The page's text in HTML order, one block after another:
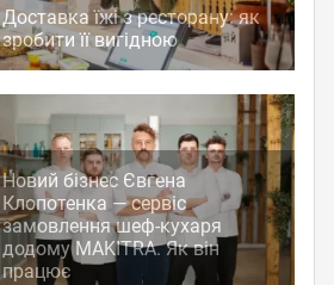
Доставка їжі з ресторану: як
зробити її вигідною
Новий бізнес Євгена
Клопотенка — сервіс
замовлення шеф-кухаря
додому MAKITRA. Як він
працює